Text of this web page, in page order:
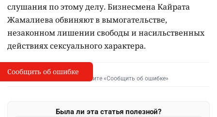
слушания по этому делу. Бизнесмена Кайрата
Жамалиева обвиняют в вымогательстве,
незаконном лишении свободы и насильственных
действиях сексуального характера.
I
Сообщить об опечатке
Выделите фрагмент и нажмите «Сообщить об ошибке»
Была ли эта статья полезной?
Сообщить об ошибке